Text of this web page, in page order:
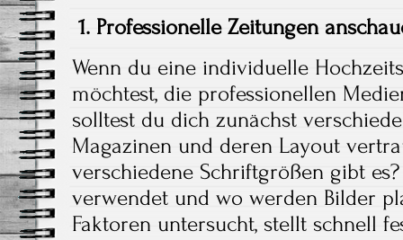
1. Professionelle Zeitungen
Wenn du eine individuelle
möchtest, die professionellen
solltest du dich zunächst
Magazinen und deren Layout
verschiedene Schriftgrößen gibt
verwendet und wo werden Bilder
Faktoren untersucht, stellt schnell